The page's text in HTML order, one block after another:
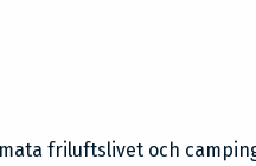
friluftslivet och